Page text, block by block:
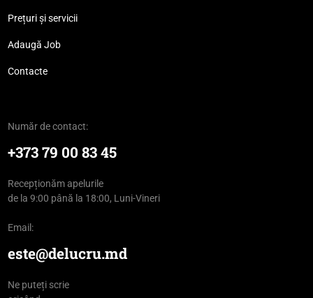
Prețuri și servicii
Adaugă Job
Contacte
Număr de contact:
+373 79 00 83 45
Recepționăm apelurile
de la 9:00 până la 18:00, Luni-Vineri
Email:
este@delucru.md
Ne puteți scrie